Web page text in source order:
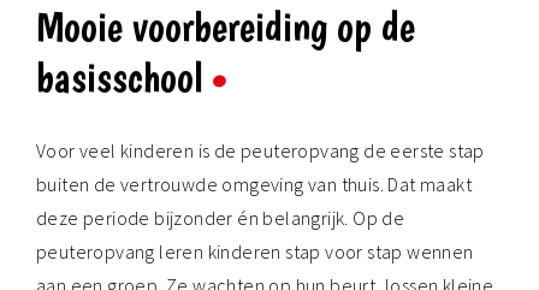
Mooie voorbereiding op de
basisschool
Voor veel kinderen is de peuteropvang de eerste stap
buiten de vertrouwde omgeving van thuis. Dat maakt
deze periode bijzonder én belangrijk. Op de
peuteropvang leren kinderen stap voor stap wennen
aan een groep. Ze wachten op hun beurt, lossen kleine